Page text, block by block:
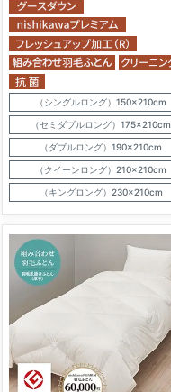
（シングルロング）150×210cm
（セミダブルロング）175×210cm
（ダブルロング）190×210cm
（クイーンロング）210×210cm
（キングロング）230×210cm